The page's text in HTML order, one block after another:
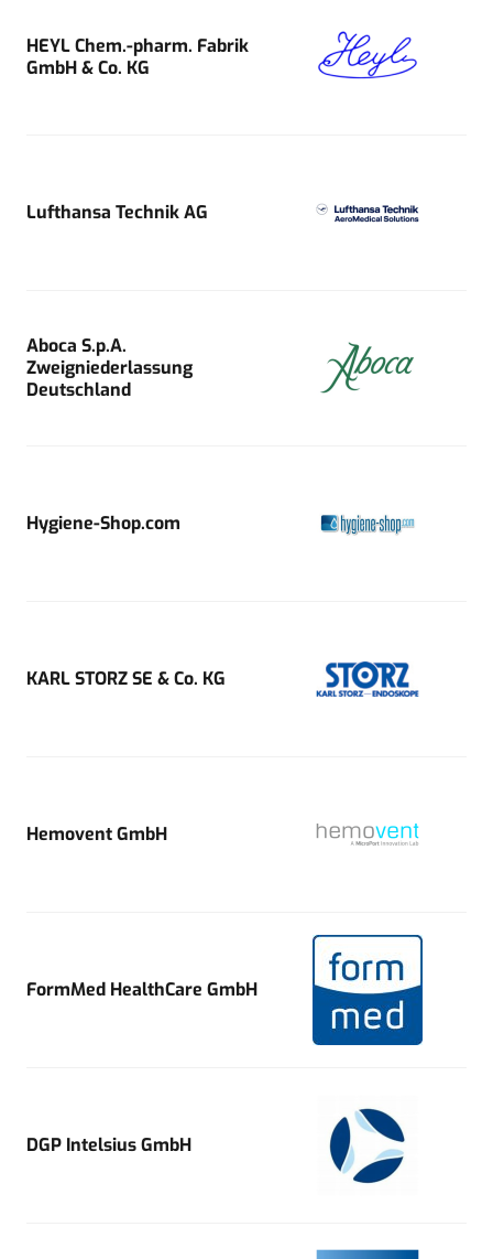
HEYL Chem.-pharm. Fabrik
GmbH & Co. KG
Lufthansa Technik AG
Aboca S.p.A.
Zweigniederlassung
Deutschland
Hygiene-Shop.com
KARL STORZ SE & Co. KG
Hemovent GmbH
FormMed HealthCare GmbH
DGP Intelsius GmbH